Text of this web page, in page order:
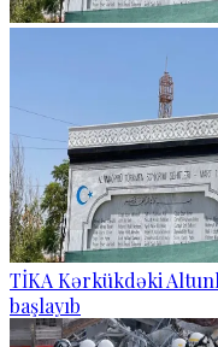
TİKA Kərkükdəki
başlayıb